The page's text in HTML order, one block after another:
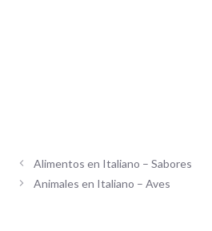
Alimentos en Italiano – Sabores
Animales en Italiano – Aves